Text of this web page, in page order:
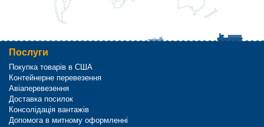
Послуги
Покупка товарів в США
Контейнерне перевезення
Авіаперевезення
Доставка посилок
Консолідація вантажів
Допомога в митному оформленні